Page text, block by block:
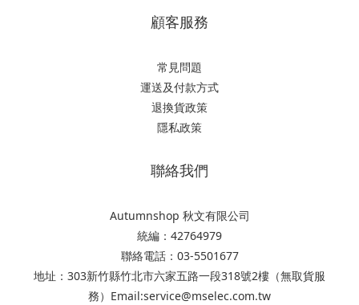
顧客服務
常見問題
運送及付款方式
退換貨政策
隱私政策
聯絡我們
Autumnshop 秋文有限公司
統編：42764979
聯絡電話：03-5501677
地址：303新竹縣竹北市六家五路一段318號2樓（無取貨服
務）Email:service@mselec.com.tw